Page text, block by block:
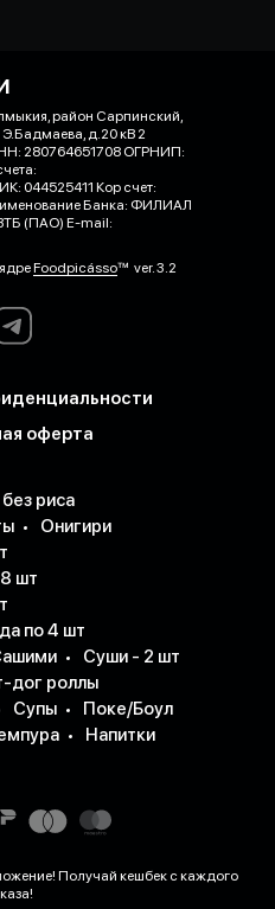
район Сарпинский,
д.20 кВ 2
280764651708 ОГРНИП:
044525411 Кор счет:
Банка: ФИЛИАЛ
(ПАО) E-mail:
Foodpicássover. 3.2
оферта
риса
Онигири
шт
по 4 шт
Суши - 2 шт
дог роллы
Супы
Поке/Боул
Напитки
Получай кешбек с каждого